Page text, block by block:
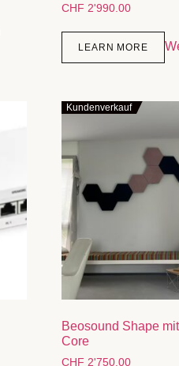
CHF 2'990.00
LEARN MORE
Kundenverkauf
Beosound Shape
Core
CHF 2'750.00